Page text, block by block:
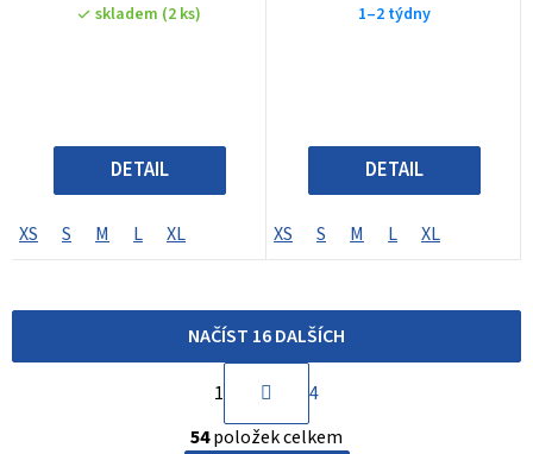
skladem (2 ks)
DETAIL
XS S M L XL
1–2 týdny
DETAIL
XS S M L XL
O
NAČÍST 16 DALŠÍCH
t
r
1
4
54položek celkem